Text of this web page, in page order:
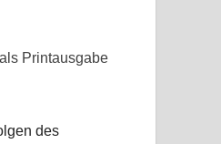
Printausgabe
des